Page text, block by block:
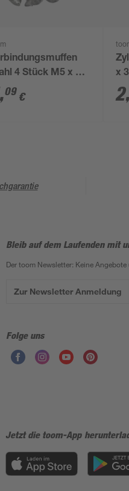
4 Stück M5 x 10
,09 €
x
2
Bleib auf dem Laufenden mit
Der toom Newsletter: Keine
Zur Newsletter Anmeldung
Folge uns
Jetzt die toom-App